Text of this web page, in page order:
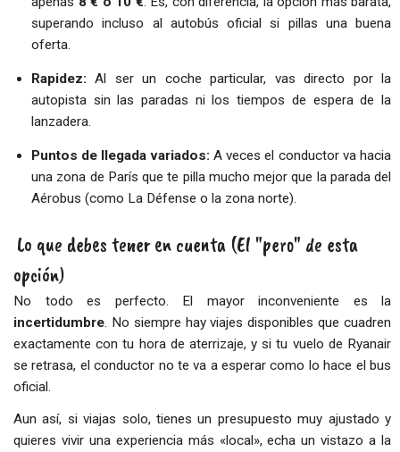
superando incluso al autobús oficial si pillas una buena
oferta.
Rapidez: Al ser un coche particular, vas directo por la
autopista sin las paradas ni los tiempos de espera de la
lanzadera.
Puntos de llegada variados: A veces el conductor va hacia
una zona de París que te pilla mucho mejor que la parada del
Aérobus (como La Défense o la zona norte).
Lo que debes tener en cuenta (El "pero" de esta
opción)
No todo es perfecto. El mayor inconveniente es la
incertidumbre . No siempre hay viajes disponibles que cuadren
exactamente con tu hora de aterrizaje, y si tu vuelo de Ryanair
se retrasa, el conductor no te va a esperar como lo hace el bus
oficial.
Aun así, si viajas solo, tienes un presupuesto muy ajustado y
quieres vivir una experiencia más «local», echa un vistazo a la